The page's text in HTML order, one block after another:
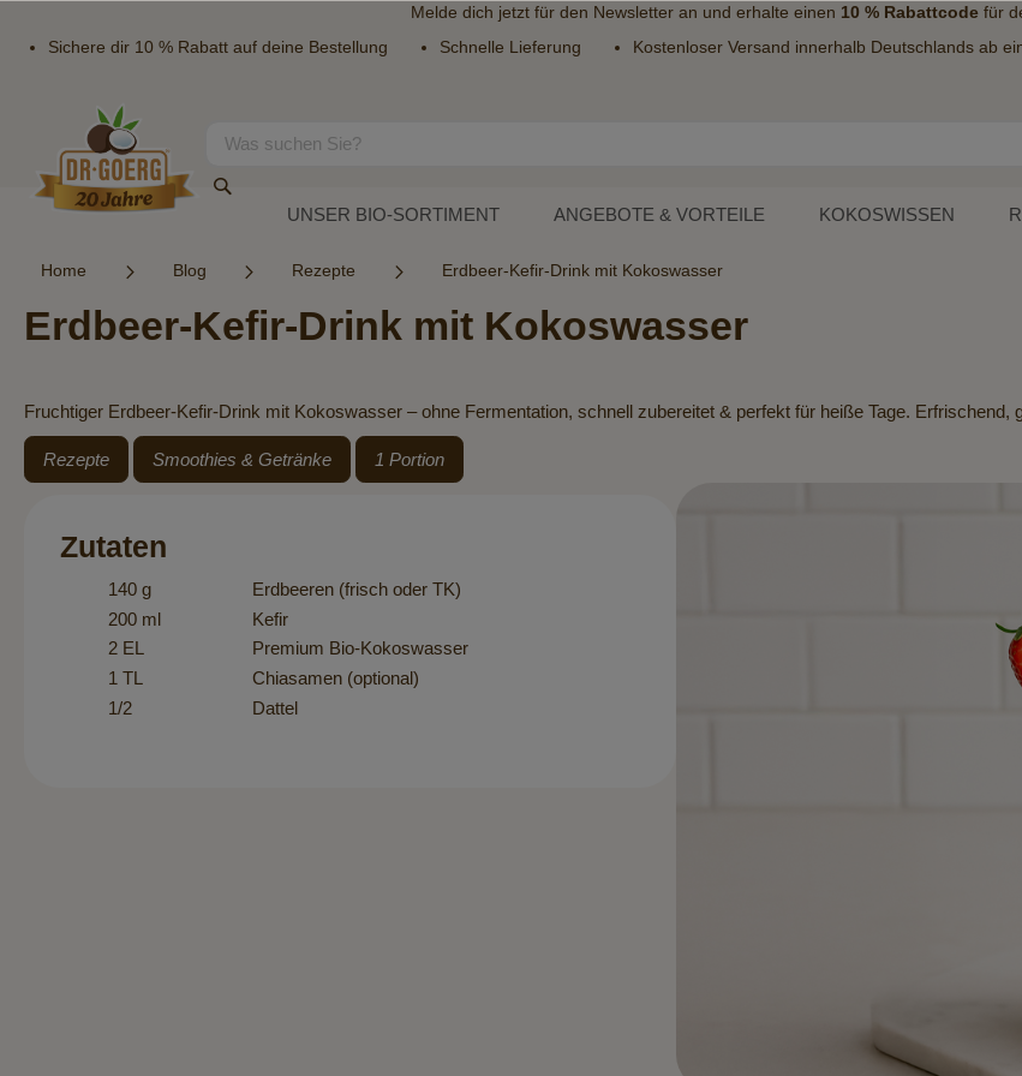
Melde dich jetzt für den Newsletteran und erhalte einen 10 % Rabattcodefür
Sichere dir 10 % Rabatt auf deine Bestellung
Schnelle Lieferung Kostenloser Versand innerhalb Deutschlands ab
Inhalt
Suche
UNSER BIO-SORTIMENT ANGEBOTE & VORTEILE KOKOSWISSEN
Home Blog Rezepte Erdbeer-Kefir-Drink mit Kokoswasser
Erdbeer-Kefir-Drink mit Kokoswasser
Fruchtiger Erdbeer-Kefir-Drink mit Kokoswasser – ohne Fermentation, schnell zubereitet & perfekt für heiße Tage. Erfrischend,
Rezepte Smoothies & Getränke 1 Portion
Zutaten
140 g
Erdbeeren (frisch oder TK)
200 ml
Kefir
2 EL
Premium Bio-Kokoswasser
1 TL
Chiasamen (optional)
1/2
Dattel